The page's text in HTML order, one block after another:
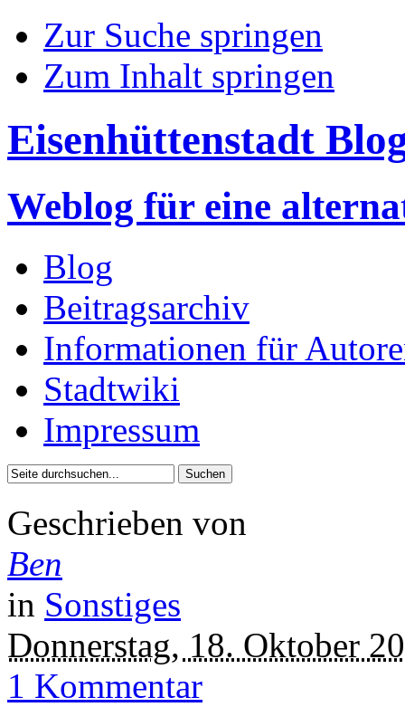
Zur Suche springen
Zum Inhalt springen
Eisenhüttenstadt
Weblog für eine
Blog
Beitragsarchiv
Informationen für
Stadtwiki
Impressum
Geschrieben von
Ben
in Sonstiges
Donnerstag, 18. Oktober
1 Kommentar